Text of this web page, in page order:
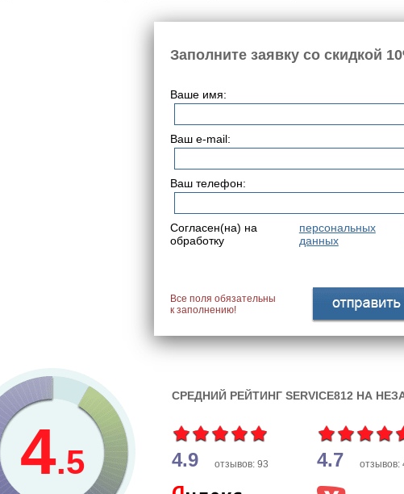
Заполните заявку со скидкой
Ваше имя:
Ваш e-mail:
Ваш телефон:
Согласен(на) на
обработку
персональных
данных
Все поля обязательны
к заполнению!
4.5
СРЕДНИЙ РЕЙТИНГ SERVICE812 НА
4.9 отзывов: 93 4.7 отзывов: